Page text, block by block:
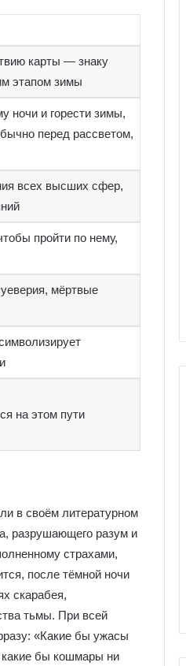
карты — знаку
этапом зимы
ночи и горести зимы,
перед рассветом,
всех высших сфер,
пройти по нему,
мёртвые
на этом пути
в своём литературном
разрушающего разум и
страхами,
после тёмной ночи
скарабея,
тьмы. При всей
«Какие бы ужасы
какие бы кошмары ни
колоды Таро
Чекколи